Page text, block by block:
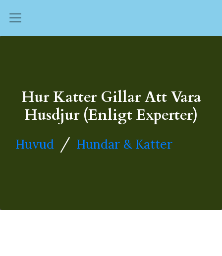
Hur Katter Gillar Att Vara
Husdjur (enligt Experter)
Huvud / Hundar & Katter